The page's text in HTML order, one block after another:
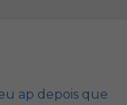
ap depois que